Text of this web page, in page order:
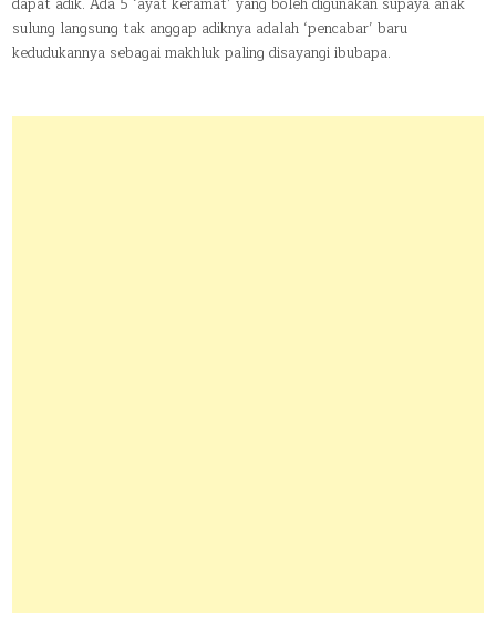
sulung langsung tak anggap adiknya adalah ‘pencabar’ baru
kedudukannya sebagai makhluk paling disayangi ibubapa.